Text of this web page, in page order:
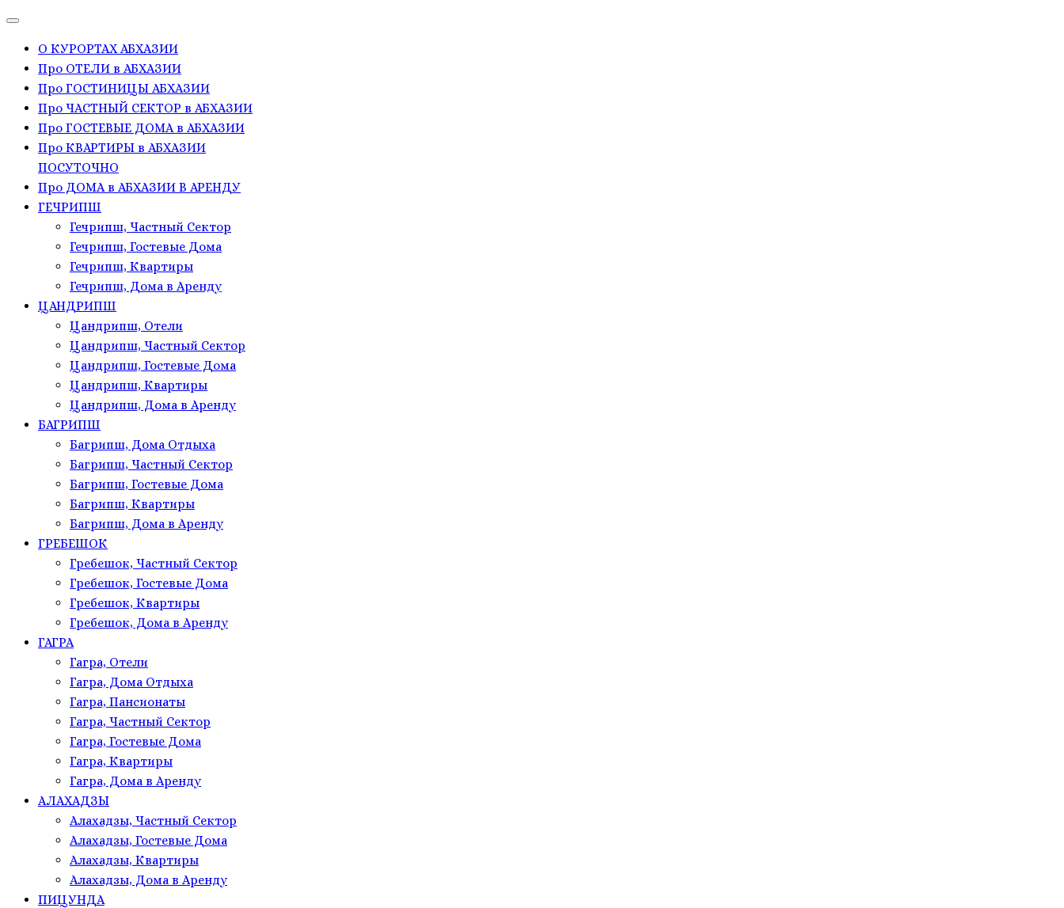
О КУРОРТАХ АБХАЗИИ
Про ОТЕЛИ в АБХАЗИИ
Про ГОСТИНИЦЫ АБХАЗИИ
Про ЧАСТНЫЙ СЕКТОР в АБХАЗИИ
Про ГОСТЕВЫЕ ДОМА в АБХАЗИИ
Про КВАРТИРЫ в АБХАЗИИ
ПОСУТОЧНО
Про ДОМА в АБХАЗИИ В АРЕНДУ
ГЕЧРИПШ
Гечрипш, Частный Сектор
Гечрипш, Гостевые Дома
Гечрипш, Квартиры
Гечрипш, Дома в Аренду
ЦАНДРИПШ
Цандрипш, Отели
Цандрипш, Частный Сектор
Цандрипш, Гостевые Дома
Цандрипш, Квартиры
Цандрипш, Дома в Аренду
БАГРИПШ
Багрипш, Дома Отдыха
Багрипш, Частный Сектор
Багрипш, Гостевые Дома
Багрипш, Квартиры
Багрипш, Дома в Аренду
ГРЕБЕШОК
Гребешок, Частный Сектор
Гребешок, Гостевые Дома
Гребешок, Квартиры
Гребешок, Дома в Аренду
ГАГРА
Гагра, Отели
Гагра, Дома Отдыха
Гагра, Пансионаты
Гагра, Частный Сектор
Гагра, Гостевые Дома
Гагра, Квартиры
Гагра, Дома в Аренду
АЛАХАДЗЫ
Алахадзы, Частный Сектор
Алахадзы, Гостевые Дома
Алахадзы, Квартиры
Алахадзы, Дома в Аренду
ПИЦУНДА